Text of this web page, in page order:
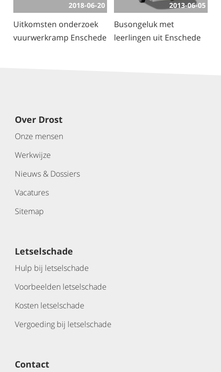
2018-06-20
Uitkomsten onderzoek
vuurwerkramp Enschede
2013-06-05
Busongeluk met
leerlingen uit Enschede
Over Drost
Onze mensen
Werkwijze
Nieuws & Dossiers
Vacatures
Sitemap
Letselschade
Hulp bij letselschade
Voorbeelden letselschade
Kosten letselschade
Vergoeding bij letselschade
Contact